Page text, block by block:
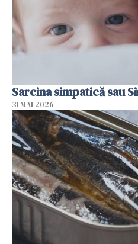
Sarcina simpatică sau
31 MAI 2026